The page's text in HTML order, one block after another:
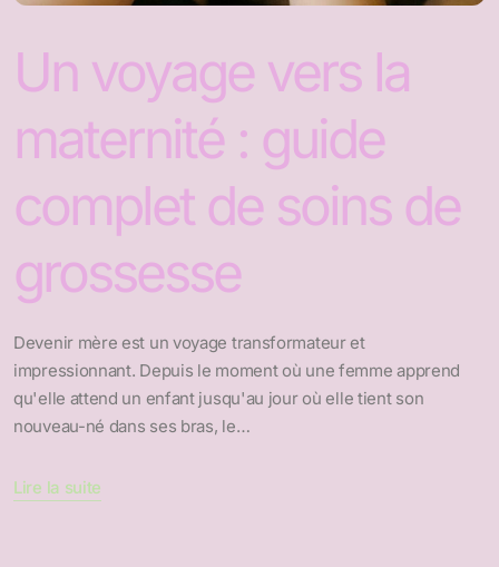
Un voyage vers la
maternité : guide
complet de soins de
grossesse
Devenir mère est un voyage transformateur et
impressionnant. Depuis le moment où une femme apprend
qu'elle attend un enfant jusqu'au jour où elle tient son
nouveau-né dans ses bras, le…
Lire la suite